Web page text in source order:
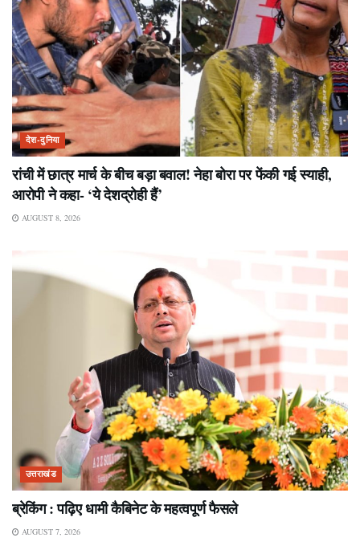
देश-दुनिया
रांची में छात्र मार्च के बीच बड़ा बवाल! नेहा बोरा पर फेंकी गई स्याही,
आरोपी ने कहा- ‘ये देशद्रोही हैं’
AUGUST 8, 2026
उत्तराखंड
ब्रेकिंग : पढ़िए धामी कैबिनेट के महत्वपूर्ण फैसले
AUGUST 7, 2026